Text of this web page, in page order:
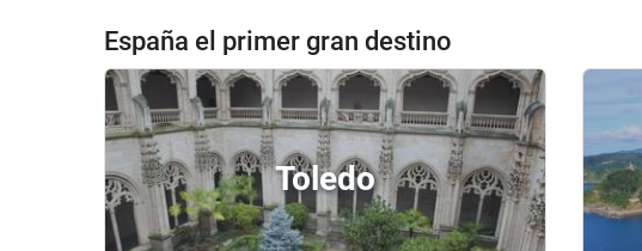
España el primer gran destino
Toledo